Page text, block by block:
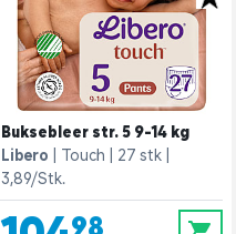
Buksebleer str. 5 9-14 kg
Libero
Touch
27 stk
3,89/Stk.